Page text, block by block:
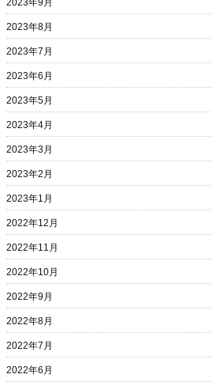
2023年9月
2023年8月
2023年7月
2023年6月
2023年5月
2023年4月
2023年3月
2023年2月
2023年1月
2022年12月
2022年11月
2022年10月
2022年9月
2022年8月
2022年7月
2022年6月